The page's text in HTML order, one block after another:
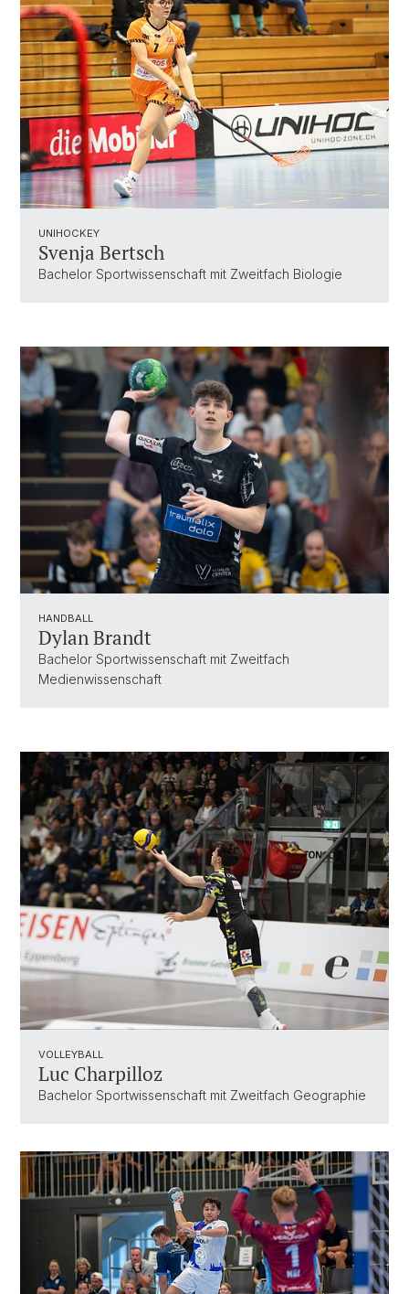
UNIHOCKEY
Svenja Bertsch
Bachelor Sportwissenschaft mit Zweitfach Biologie
HANDBALL
Dylan Brandt
Bachelor Sportwissenschaft mit Zweitfach
Medienwissenschaft
VOLLEYBALL
Luc Charpilloz
Bachelor Sportwissenschaft mit Zweitfach Geographie